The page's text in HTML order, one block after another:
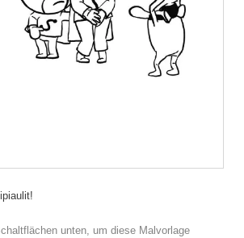
unten, um diese Malvorlage